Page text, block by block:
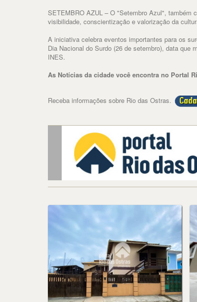
SETEMBRO AZUL – O "Setembro Azul", também
visibilidade, conscientização e valorização da
A iniciativa celebra eventos importantes para os
Dia Nacional do Surdo (26 de setembro), data que
INES.
As Notícias da cidade você encontra no Portal
Receba informações sobre Rio das Ostras.